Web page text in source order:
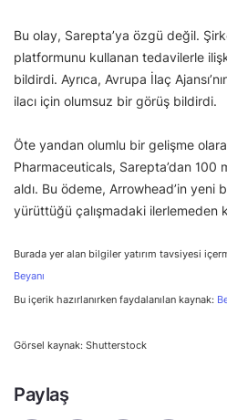
Bu olay, Sarepta’ya özgü değil.
platformunu kullanan tedavilerle
bildirdi. Ayrıca, Avrupa İlaç
ilacı için olumsuz bir görüş bildirdi.
Öte yandan olumlu bir gelişme
Pharmaceuticals, Sarepta’dan 100
aldı. Bu ödeme, Arrowhead’in yeni
yürüttüğü çalışmadaki ilerlemeden
Burada yer alan bilgiler yatırım tavsiyesi
Beyanı
Bu içerik hazırlanırken faydalanılan kaynak:
Görsel kaynak: Shutterstock
Paylaş